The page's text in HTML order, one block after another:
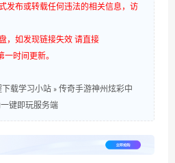
发布或转载任何违法的相关信息，访
，如发现链接失效 请直接
时间更新。
下载学习小站 » 传奇手游神州炫彩中
键即玩服务端